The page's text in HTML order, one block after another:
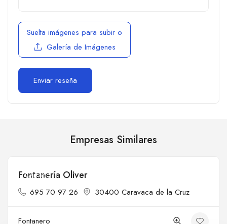
Suelta imágenes para subir o
Galería de Imágenes
Empresas Similares
Cerrado
Fontanería Oliver
695 70 97 26 30400 Caravaca de la Cruz
Fontanero